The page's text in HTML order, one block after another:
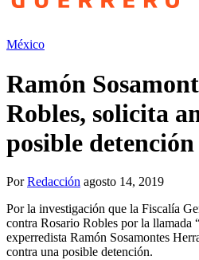
México
Ramón
Robles, solicita
posible detención
PorRedacción agosto 14, 2019
Por la investigación que la Fiscalía
contra Rosario Robles por la llamada
experredista Ramón Sosamontes
contra una posible detención.